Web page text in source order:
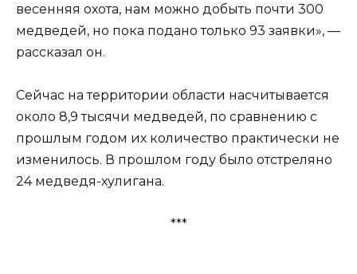
весенняя охота, нам можно добыть почти 300
медведей, но пока подано только 93 заявки», —
рассказал он.
Сейчас на территории области насчитывается
около 8,9 тысячи медведей, по сравнению с
прошлым годом их количество практически не
изменилось. В прошлом году было отстреляно
24 медведя-хулигана.
***